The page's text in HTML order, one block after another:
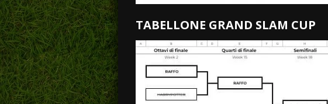
TABELLONE GRAND SLAM CUP